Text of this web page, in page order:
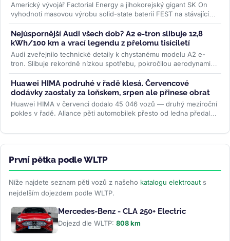
Americký vývojář Factorial Energy a jihokorejský gigant SK On
vyhodnotí masovou výrobu solid-state baterií FEST na stávajících
linkách....>>
Nejúspornější Audi všech dob? A2 e-tron slibuje 12,8
kWh/100 km a vrací legendu z přelomu tisíciletí
Audi zveřejnilo technické detaily k chystanému modelu A2 e-
tron. Slibuje rekordně nízkou spotřebu, pokročilou aerodynamiku
i LFP baterii....>>
Huawei HIMA podruhé v řadě klesá. Červencové
dodávky zaostaly za loňskem, srpen ale přinese obrat
Huawei HIMA v červenci dodalo 45 046 vozů — druhý meziroční
pokles v řadě. Aliance pěti automobilek přesto od ledna předala
První pětka podle WLTP
Níže najdete seznam pěti vozů z našeho katalogu elektroaut s
nejdelším dojezdem podle WLTP.
Mercedes-Benz - CLA 250+ Electric
Dojezd dle WLTP: 808 km